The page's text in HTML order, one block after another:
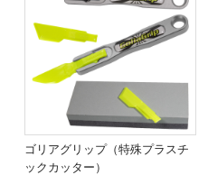
ゴリアグリップ（特殊プラスチ
ックカッター）